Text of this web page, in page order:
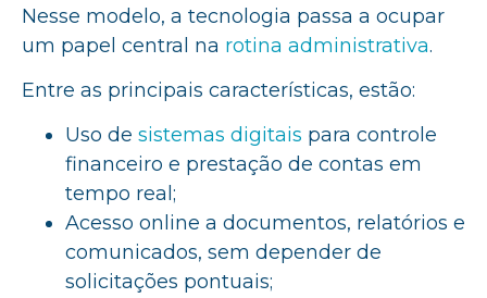
Nesse modelo, a tecnologia passa a ocupar
um papel central na rotina administrativa.
Entre as principais características, estão:
Uso de sistemas digitais para controle
financeiro e prestação de contas em
tempo real;
Acesso online a documentos, relatórios e
comunicados, sem depender de
solicitações pontuais;